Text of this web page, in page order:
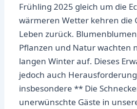
Frühling 2025 gleich um die
wärmeren Wetter kehren die
Leben zurück.
Pflanzen und Natur wachten
langen Winter auf. Dieses
jedoch auch
insbesondere ** Die
unerwünschte Gäste in